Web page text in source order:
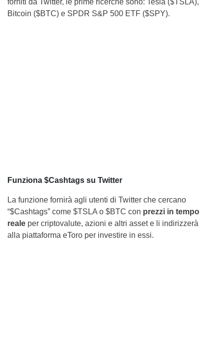
forniti da Twitter, le prime ricerche sono: Tesla ($TSLA),
Bitcoin ($BTC) e SPDR S&P 500 ETF ($SPY).
Funziona $Cashtags su Twitter
La funzione fornirà agli utenti di Twitter che cercano
“$Cashtags” come $TSLA o $BTC con prezzi in tempo
reale per criptovalute, azioni e altri asset e li indirizzerà
alla piattaforma eToro per investire in essi.